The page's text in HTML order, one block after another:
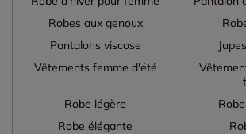
Robes aux genoux
Pantalons viscose
Vêtements femme d'été
Robe légère
Robe élégante